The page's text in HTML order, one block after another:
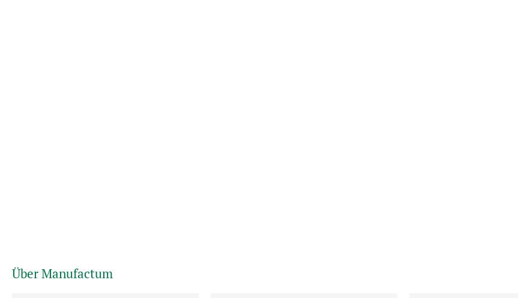
Über Manufactum